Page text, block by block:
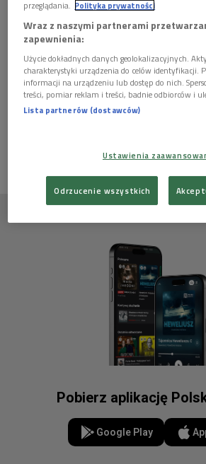
Autor scenariusza:Janusz Adam
"Wakacje na działce"
Ten artykuł nie ma jeszcze komentarzy,
ZALOGUJ SIĘ ABY DODAĆ
Pobierz aplikację
Google Play
przeglądania. Polityka prywatności
Wraz z naszymi partnerami
zapewnienia:
Użycie dokładnych danych geolokalizacyjnych.
charakterystyki urządzenia do celów identyfikacji.
informacji na urządzeniu lub dostęp do nich.
treści, pomiar reklam i treści, badnie odbiorców i
Lista partnerów (dostawców)
Ustawienia
Odrzucenie wszystkich